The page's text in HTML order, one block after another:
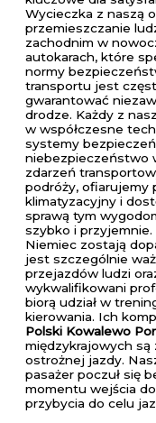
Wycieczka z naszą
przemieszczanie
zachodnim w
autokarach, które
normy
transportu jest
gwarantować
drodze. Każdy z
w współczesne
systemy
niebezpieczeństwo
zdarzeń
podróży, ofiarujemy
klimatyzacyjny i
sprawą tym
szybko i
Niemiec zostają
jest szczególnie
przejazdów ludzi
wykwalifikowani
biorą udział w
kierowania. Ich
Polski Kowalewo
międzykrajowych
ostrożnej jazdy.
pasażer poczuł się
momentu wejścia
przybycia do celu